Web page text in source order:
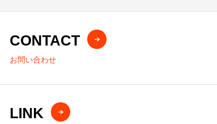
CONTACT
お問い合わせ
LINK